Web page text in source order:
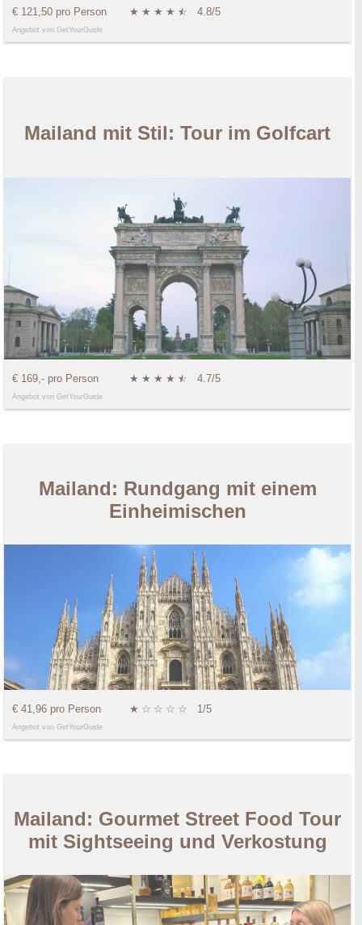
€ 121,50 pro Person ★ ★ ★ ★ ★
☆ 4.8/5
Angebot von GetYourGuide
Mailand mit Stil: Tour im Golfcart
€ 169,- pro Person ★ ★ ★ ★ ★
☆ 4.7/5
Angebot von GetYourGuide
Mailand: Rundgang mit einem
Einheimischen
€ 41,96 pro Person ★ ☆ ☆ ☆ ☆ 1/5
Angebot von GetYourGuide
Mailand: Gourmet Street Food Tour
mit Sightseeing und Verkostung